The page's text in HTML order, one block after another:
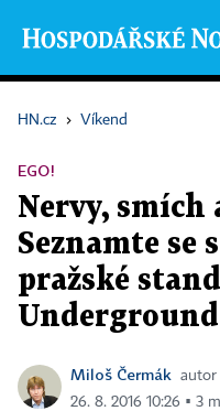
HN.cz › Víkend
EGO!
Nervy, smích
Seznamte se
pražské
Miloš Čermák
autor
26. 8. 2016 10:26 ▪ 3